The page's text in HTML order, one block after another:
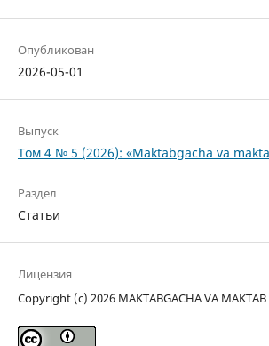
Опубликован
2026-05-01
Выпуск
Том 4 № 5 (2026): «Maktabgacha va
Раздел
Статьи
Лицензия
Copyright (c) 2026 MAKTABGACHA VA MAKTAB